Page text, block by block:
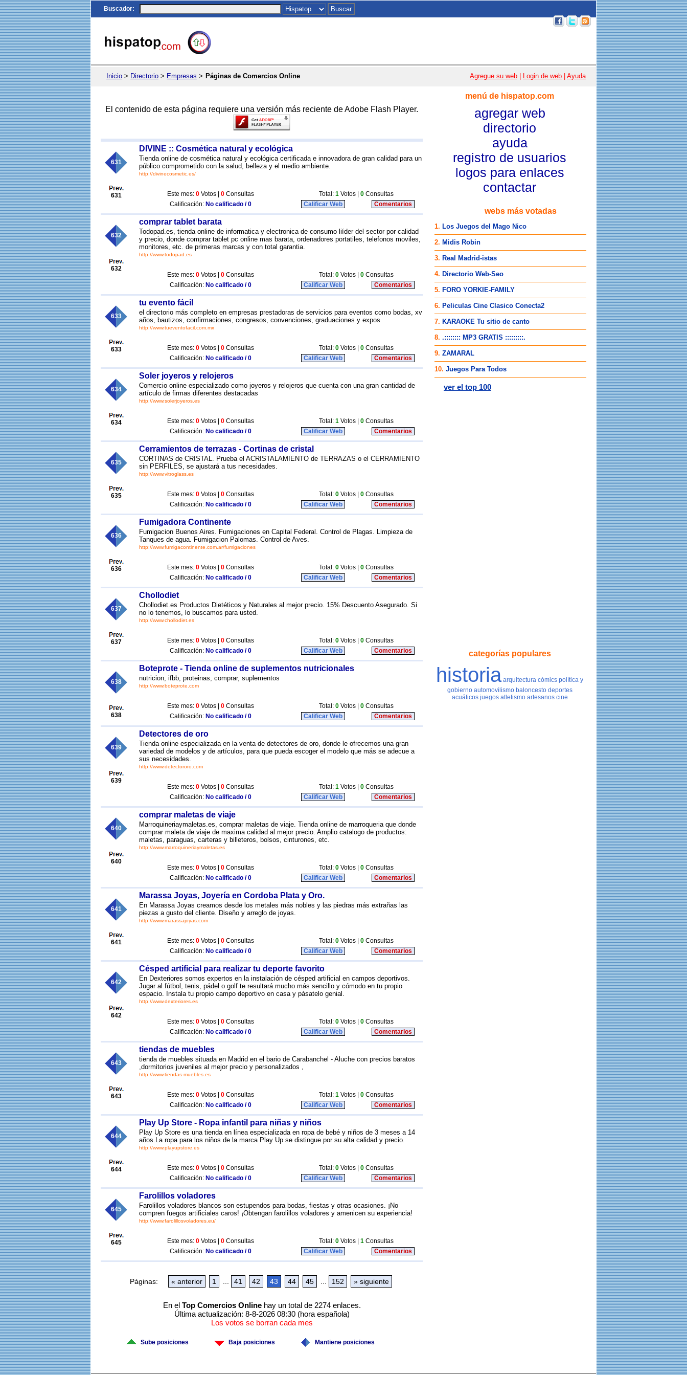
Buscador:
Inicio > Directorio > Empresas > Páginas de Comercios Online Agregue su web Login de web Ayuda
El contenido de esta página requiere una versión más reciente de Adobe Flash Player.
631
631
DIVINE :: Cosmética natural y ecológica
Tienda online de cosmética natural y ecológica certificada e innovadora de gran calidad para un
público comprometido con la salud, belleza y el medio ambiente.
http://divinecosmetic.es/
Este mes: 0 Votos | 0 Consultas Total: 1 Votos | 0 Consultas
Calificación: No calificado / 0 Calificar Web Comentarios
632
632
comprar tablet barata
Todopad.es, tienda online de informatica y electronica de consumo liíder del sector por calidad
y precio, donde comprar tablet pc online mas barata, ordenadores portatiles, telefonos moviles,
monitores, etc. de primeras marcas y con total garantia.
http://www.todopad.es
Este mes: 0 Votos | 0 Consultas Total: 0 Votos | 0 Consultas
Calificación: No calificado / 0 Calificar Web Comentarios
633
633
tu evento fácil
el directorio más completo en empresas prestadoras de servicios para eventos como bodas, xv
años, bautizos, confirmaciones, congresos, convenciones, graduaciones y expos
http://www.tueventofacil.com.mx
Este mes: 0 Votos | 0 Consultas Total: 0 Votos | 0 Consultas
Calificación: No calificado / 0 Calificar Web Comentarios
634
634
Soler joyeros y relojeros
Comercio online especializado como joyeros y relojeros que cuenta con una gran cantidad de
artículo de firmas diferentes destacadas
http://www.solerjoyeros.es
Este mes: 0 Votos | 0 Consultas Total: 1 Votos | 0 Consultas
Calificación: No calificado / 0 Calificar Web Comentarios
635
635
Cerramientos de terrazas - Cortinas de cristal
CORTINAS de CRISTAL. Prueba el ACRISTALAMIENTO de TERRAZAS o el CERRAMIENTO
sin PERFILES, se ajustará a tus necesidades.
http://www.vitroglass.es
Este mes: 0 Votos | 0 Consultas Total: 0 Votos | 0 Consultas
Calificación: No calificado / 0 Calificar Web Comentarios
636
636
Fumigadora Continente
Fumigacion Buenos Aires. Fumigaciones en Capital Federal. Control de Plagas. Limpieza de
Tanques de agua. Fumigacion Palomas. Control de Aves.
http://www.fumigacontinente.com.ar/fumigaciones
Este mes: 0 Votos | 0 Consultas Total: 0 Votos | 0 Consultas
Calificación: No calificado / 0 Calificar Web Comentarios
637
637
Chollodiet
Chollodiet.es Productos Dietéticos y Naturales al mejor precio. 15% Descuento Asegurado. Si
no lo tenemos, lo buscamos para usted.
http://www.chollodiet.es
Este mes: 0 Votos | 0 Consultas Total: 0 Votos | 0 Consultas
Calificación: No calificado / 0 Calificar Web Comentarios
638
638
Boteprote - Tienda online de suplementos nutricionales
nutricion, ifbb, proteinas, comprar, suplementos
http://www.boteprote.com
Este mes: 0 Votos | 0 Consultas Total: 0 Votos | 0 Consultas
Calificación: No calificado / 0 Calificar Web Comentarios
639
639
Detectores de oro
Tienda online especializada en la venta de detectores de oro, donde le ofrecemos una gran
variedad de modelos y de artículos, para que pueda escoger el modelo que más se adecue a
sus necesidades.
http://www.detectororo.com
Este mes: 0 Votos | 0 Consultas Total: 1 Votos | 0 Consultas
Calificación: No calificado / 0 Calificar Web Comentarios
640
640
comprar maletas de viaje
Marroquineriaymaletas.es, comprar maletas de viaje. Tienda online de marroqueria que donde
comprar maleta de viaje de maxima calidad al mejor precio. Amplio catalogo de productos:
maletas, paraguas, carteras y billeteros, bolsos, cinturones, etc.
http://www.marroquineriaymaletas.es
Este mes: 0 Votos | 0 Consultas Total: 0 Votos | 0 Consultas
Calificación: No calificado / 0 Calificar Web Comentarios
641
641
Marassa Joyas, Joyería en Cordoba Plata y Oro.
En Marassa Joyas creamos desde los metales más nobles y las piedras más extrañas las
piezas a gusto del cliente. Diseño y arreglo de joyas.
http://www.marassajoyas.com
Este mes: 0 Votos | 0 Consultas Total: 0 Votos | 0 Consultas
Calificación: No calificado / 0 Calificar Web Comentarios
642
642
Césped artificial para realizar tu deporte favorito
En Dexteriores somos expertos en la instalación de césped artificial en campos deportivos.
Jugar al fútbol, tenis, pádel o golf te resultará mucho más sencillo y cómodo en tu propio
espacio. Instala tu propio campo deportivo en casa y pásatelo genial.
http://www.dexteriores.es
Este mes: 0 Votos | 0 Consultas Total: 0 Votos | 0 Consultas
Calificación: No calificado / 0 Calificar Web Comentarios
643
643
tiendas de muebles
tienda de muebles situada en Madrid en el bario de Carabanchel - Aluche con precios baratos
,dormitorios juveniles al mejor precio y personalizados ,
http://www.tiendas-muebles.es
Este mes: 0 Votos | 0 Consultas Total: 1 Votos | 0 Consultas
Calificación: No calificado / 0 Calificar Web Comentarios
644
644
Play Up Store - Ropa infantil para niñas y niños
Play Up Store es una tienda en línea especializada en ropa de bebé y niños de 3 meses a 14
años.La ropa para los niños de la marca Play Up se distingue por su alta calidad y precio.
http://www.playupstore.es
Este mes: 0 Votos | 0 Consultas Total: 0 Votos | 0 Consultas
Calificación: No calificado / 0 Calificar Web Comentarios
645
645
Farolillos voladores
Farolillos voladores blancos son estupendos para bodas, fiestas y otras ocasiones. ¡No
compren fuegos artificiales caros! ¡Obtengan farolillos voladores y amenicen su experiencia!
http://www.farolillosvoladores.eu/
Este mes: 0 Votos | 0 Consultas Total: 0 Votos | 1 Consultas
Calificación: No calificado / 0 Calificar Web Comentarios
Páginas: « anterior 1 41 42 43 44 45 152 » siguiente
En el Top Comercios Onlinehay un total de 2274 enlaces.
Última actualización: 8-8-2026 08:30 (hora española)
Los votos se borran cada mes
Sube posiciones Baja posiciones Mantiene posiciones